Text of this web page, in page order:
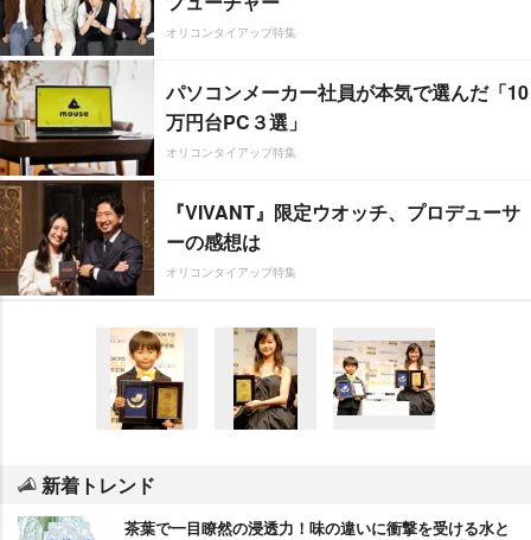
オリコンタイアップ特集
パソコンメーカー社員が本気で選んだ「10
万円台PC３選」
オリコンタイアップ特集
『VIVANT』限定ウオッチ、プロデューサ
ーの感想は
オリコンタイアップ特集
新着トレンド
茶葉で一目瞭然の浸透力！味の違いに衝撃を受ける水と